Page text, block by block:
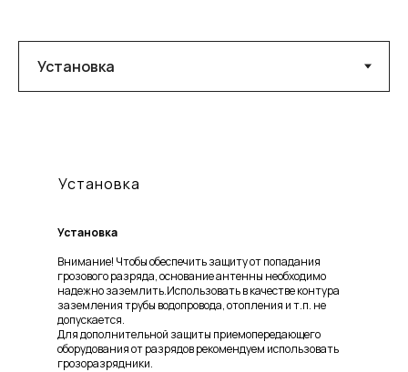
Установка
Установка
Внимание! Чтобы обеспечить защиту от попадания
грозового разряда, основание антенны необходимо
надежно заземлить.Использовать в качестве контура
заземления трубы водопровода, отопления и т.п. не
допускается.
Для дополнительной защиты приемопередающего
оборудования от разрядов рекомендуем использовать
грозоразрядники.